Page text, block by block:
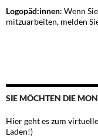
Logopäd:innen: Wenn
mitzuarbeiten, melden
SIE MÖCHTEN DIE
Hier geht es zum
Laden!)